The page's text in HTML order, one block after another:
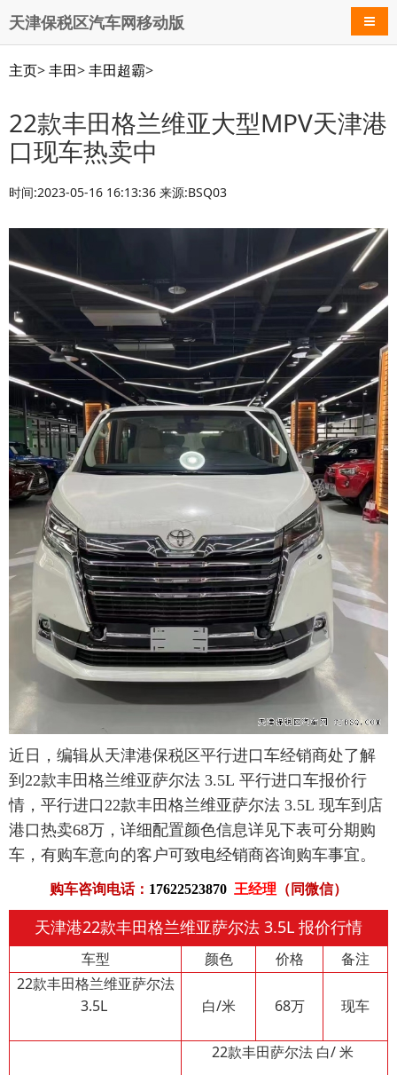
天津保税区汽车网移动版 导航
主页>丰田>丰田超霸>
22款丰田格兰维亚大型MPV天津港
口现车热卖中
时间:2023-05-16 16:13:36 来源:BSQ03
近日，编辑从天津港保税区平行进口车经销商处了解
到22款丰田格兰维亚萨尔法 3.5L 平行进口车报价行
情，平行进口22款丰田格兰维亚萨尔法 3.5L 现车到店
港口热卖68万，详细配置颜色信息详见下表可分期购
车，有购车意向的客户可致电经销商咨询购车事宜。
购车咨询电话： 17622523870 王经理 （同微信）
天津港22款丰田格兰维亚萨尔法 3.5L 报价行情
车型 颜色 价格
备注
22款丰田格兰维亚萨尔法
3.5L
白/米 68万 现车
22款丰田萨尔法 白/ 米